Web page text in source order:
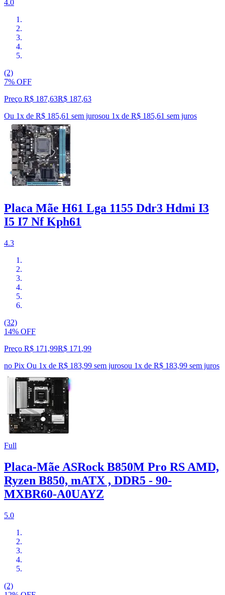
4.0
(2)
7% OFF
Preço R$ 187,63R$ 187,63
Ou 1x de R$ 185,61 sem jurosou 1x de R$ 185,61 sem juros
Placa Mãe H61 Lga 1155 Ddr3 Hdmi I3
I5 I7 Nf Kph61
4.3
(32)
14% OFF
Preço R$ 171,99R$ 171 ,99
no Pix Ou 1x de R$ 183,99 sem jurosou 1x de R$ 183,99 sem juros
Full
Placa-Mãe ASRock B850M Pro RS AMD,
Ryzen B850, mATX , DDR5 - 90-
MXBR60-A0UAYZ
5.0
(2)